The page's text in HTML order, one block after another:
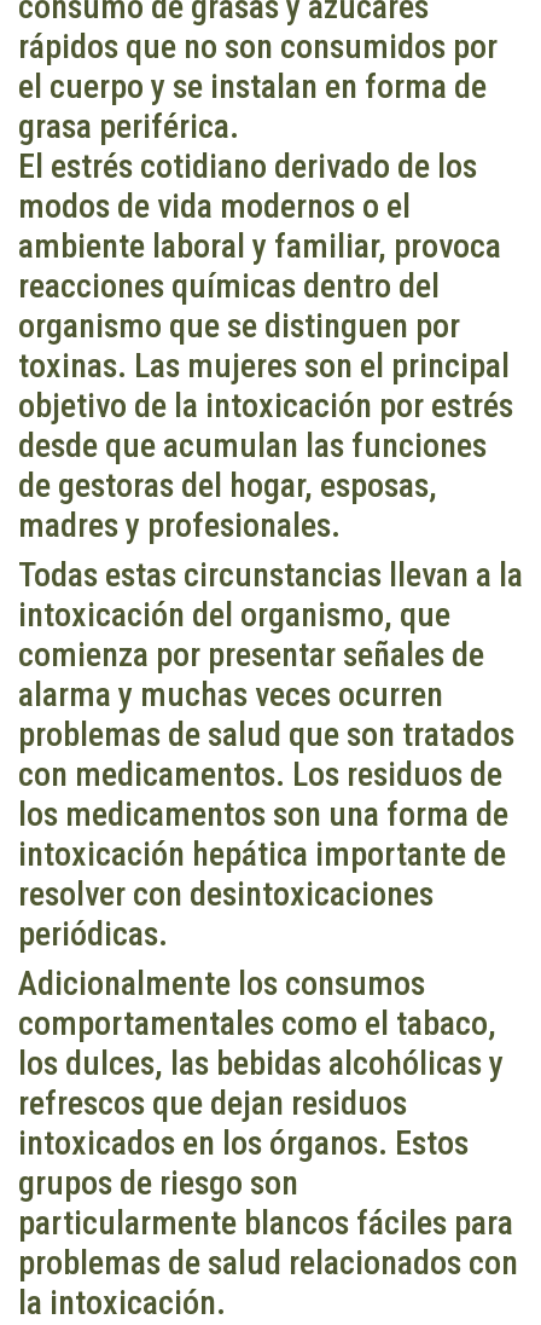
rápidos que no son consumidos por
el cuerpo y se instalan en forma de
grasa periférica.
El estrés cotidiano derivado de los
modos de vida modernos o el
ambiente laboral y familiar, provoca
reacciones químicas dentro del
organismo que se distinguen por
toxinas. Las mujeres son el principal
objetivo de la intoxicación por estrés
desde que acumulan las funciones
de gestoras del hogar, esposas,
madres y profesionales.
Todas estas circunstancias llevan a la
intoxicación del organismo, que
comienza por presentar señales de
alarma y muchas veces ocurren
problemas de salud que son tratados
con medicamentos. Los residuos de
los medicamentos son una forma de
intoxicación hepática importante de
resolver con desintoxicaciones
periódicas.
Adicionalmente los consumos
comportamentales como el tabaco,
los dulces, las bebidas alcohólicas y
refrescos que dejan residuos
intoxicados en los órganos. Estos
grupos de riesgo son
particularmente blancos fáciles para
problemas de salud relacionados con
la intoxicación.